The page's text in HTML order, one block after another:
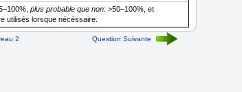
plus probable que non: >50–100%, et
utilisés lorsque nécéssaire.
2 Question Suivante